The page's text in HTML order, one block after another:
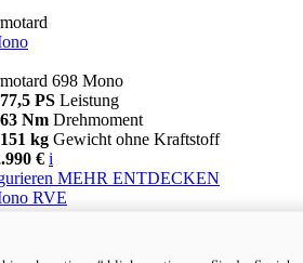
698 Mono
77,5 PS Leistung
63 Nm Drehmoment
151 kg Gewicht ohne Kraftstoff
€ i
MEHR ENTDECKEN
RVE
77,5 PS
Leistung